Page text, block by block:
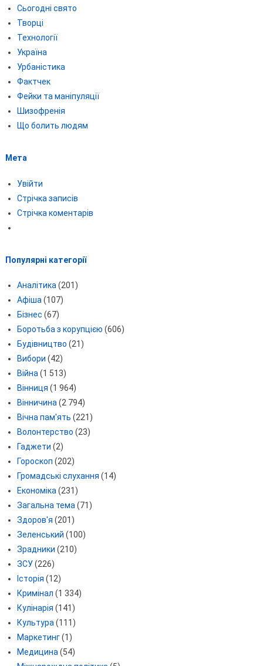
Сьогодні свято
Творці
Технології
Україна
Урбаністика
Фактчек
Фейки та маніпуляції
Шизофренія
Що болить людям
Мета
Увійти
Стрічка записів
Стрічка коментарів
Популярні категорії
Аналітика(201)
Афіша(107)
Бізнес (67)
Боротьба з корупцією (606)
Будівництво (21)
Вибори (42)
Війна(1 513)
Вінниця (1 964)
Вінничина(2 794)
Вічна пам'ять (221)
Волонтерство (23)
Гаджети (2)
Гороскоп (202)
Громадські слухання (14)
Економіка(231)
Загальна тема(71)
Здоров'я (201)
Зеленський (100)
Зрадники (210)
ЗСУ(226)
Історія (12)
Кримінал (1 334)
Кулінарія (141)
Культура(111)
Маркетинг(1)
Медицина(54)